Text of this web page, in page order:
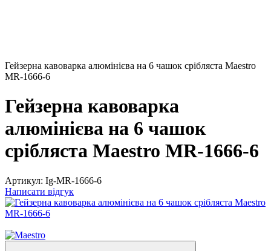
Гейзерна кавоварка алюмінієва на 6 чашок срібляста Maestro
MR-1666-6
Гейзерна кавоварка
алюмінієва на 6 чашок
срібляста Maestro MR-1666-6
Артикул: Ig-MR-1666-6
Написати відгук